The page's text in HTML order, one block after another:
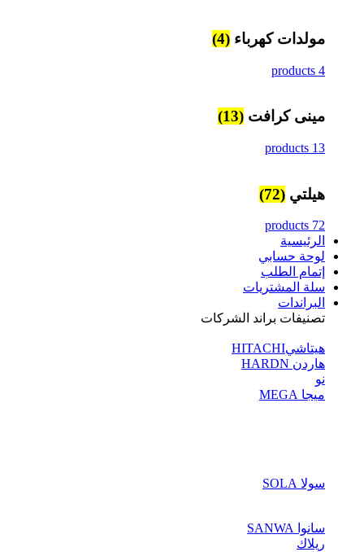
مولدات كهرباء (4)
4 products
مينى كرافت (13)
13 products
هيلتي (72)
72 products
الرئيسية
لوحة حسابي
إتمام الطلب
سلة المشتريات
البراندات
تصنيفات براند الشركات
هيتاشيHITACHI
هاردن HARDN
نو
ميجا MEGA
سولا SOLA
سانوا SANWA
ريلاك